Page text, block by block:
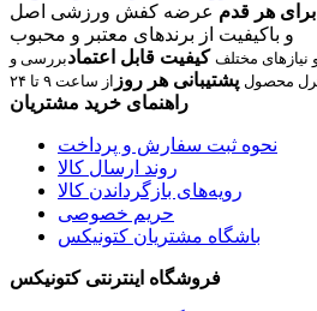
هر قدم عرضه کفش ورزشی اصل
و باکیفیت از برندهای معتبر و محبوب
مختلف کیفیت قابل اعتمادبررسی و
محصول پشتیبانی هر روز از ساعت ۹ تا ۲۴
راهنمای خرید مشتریان
نحوه ثبت سفارش و پرداخت
روند ارسال کالا
رویه‌های بازگرداندن کالا
حریم خصوصی
باشگاه مشتریان کتونیکس
فروشگاه اینترنتی کتونیکس